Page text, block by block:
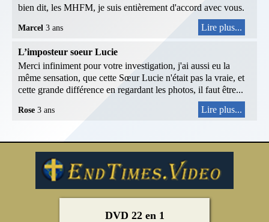
bien dit, les MHFM, je suis entièrement d'accord avec vous.
Marcel 3 ans Lire plus...
L’imposteur soeur Lucie
Merci infiniment pour votre investigation, j'ai aussi eu la
même sensation, que cette Sœur Lucie n'était pas la vraie, et
cette grande différence en regardant les photos, il faut être...
Rose 3 ans Lire plus...
DVD 22 en 1